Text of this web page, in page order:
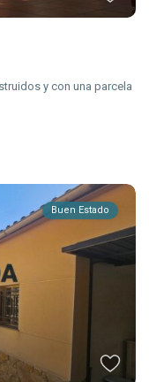
y con una parcela
Buen Estado